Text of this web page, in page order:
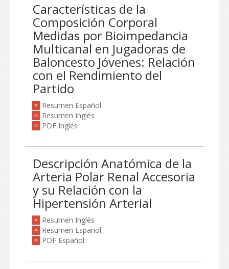
Características de la
Composición Corporal
Medidas por Bioimpedancia
Multicanal en Jugadoras de
Baloncesto Jóvenes: Relación
con el Rendimiento del
Partido
> Resumen Español
> Resumen Inglés
> PDF Inglés
Descripción Anatómica de la
Arteria Polar Renal Accesoria
y su Relación con la
Hipertensión Arterial
> Resumen Inglés
> Resumen Español
> PDF Español